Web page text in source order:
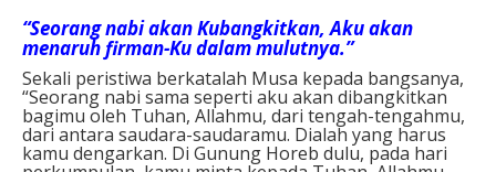
“Seorang nabi akan Kubangkitkan, Aku akan
menaruh firman-Ku dalam mulutnya.”
Sekali peristiwa berkatalah Musa kepada bangsanya,
“Seorang nabi sama seperti aku akan dibangkitkan
bagimu oleh Tuhan, Allahmu, dari tengah-tengahmu,
dari antara saudara-saudaramu. Dialah yang harus
kamu dengarkan. Di Gunung Horeb dulu, pada hari